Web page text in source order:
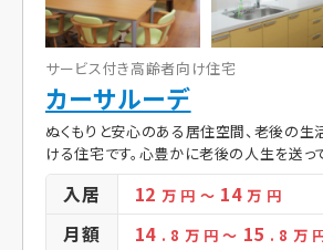
サービス付き高齢者向け住宅
カーサルーデ
ぬくもりと安心のある居住空間、老後の生
ける住宅です。心豊かに老後の人生を送っ
入居 12万 円 ～ 14万 円
月額 14 . 8 万 円～ 15 . 8 万